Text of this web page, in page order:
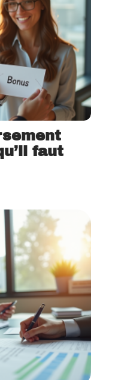
faut